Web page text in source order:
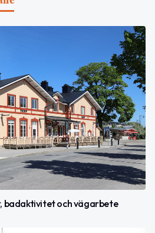
badaktivitet och vägarbete